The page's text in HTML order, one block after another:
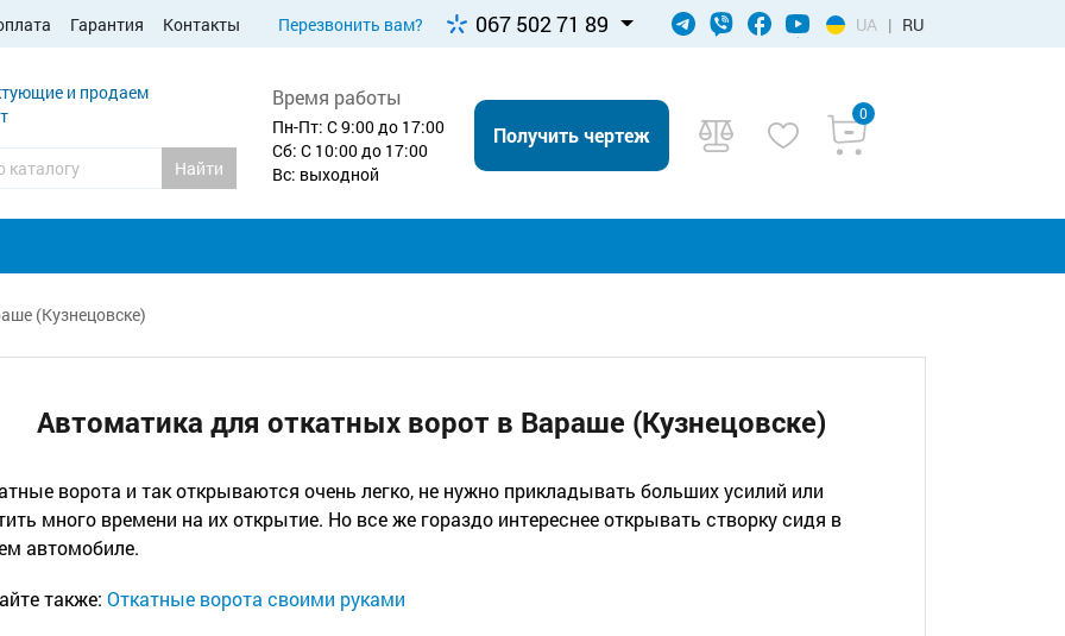
Гарантия Контакты Перезвонить вам? 067 502 71 89 UA | RU
и продаем
Найти
Время работы
Пн-Пт: С 9:00 до 17:00
Сб: С 10:00 до 17:00
Вс: выходной
Получить чертеж
0
(Кузнецовске)
Автоматика для откатных ворот в Вараше (Кузнецовске)
ворота и так открываются очень легко, не нужно прикладывать больших усилий или
много времени на их открытие. Но все же гораздо интереснее открывать створку сидя в
автомобиле.
также: Откатные ворота своими руками